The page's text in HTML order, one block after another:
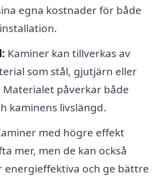
egna kostnader för både
Kaminer kan tillverkas av
som stål, gjutjärn eller
Materialet påverkar både
kaminens livslängd.
med högre effekt
mer, men de kan också
energieffektiva och ge bättre